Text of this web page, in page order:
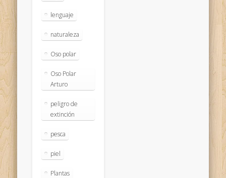
lenguaje
naturaleza
Oso polar
Oso Polar
Arturo
peligro de
extinción
pesca
piel
Plantas